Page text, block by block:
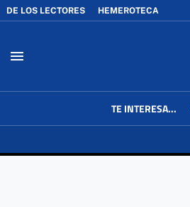
DE LOS LECTORES HEMEROTECA
menu
TE INTERESA...